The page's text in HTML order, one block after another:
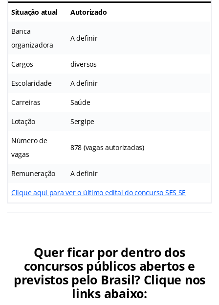
Situação atual Autorizado
Banca
organizadora
A definir
Cargos diversos
Escolaridade A definir
Carreiras Saúde
Lotação Sergipe
Número de
vagas
878 (vagas autorizadas)
Remuneração A definir
Clique aqui para ver o último edital do concurso SES SE
Quer ficar por dentro dos
concursos públicos abertos e
previstos pelo Brasil? Clique nos
links abaixo: